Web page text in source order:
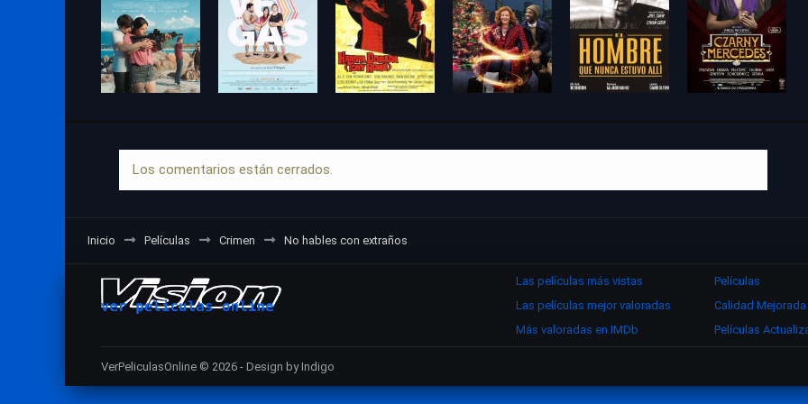
Los comentarios están cerrados.
Inicio Películas Crimen No hables con extraños
Las películas más vistas
Las películas mejor valoradas
Más valoradas en IMDb
Películas
Calidad Mejorada
Películas
VerPeliculasOnline © 2026 - Design by Indigo